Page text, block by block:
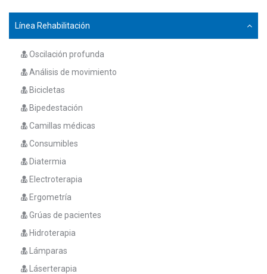
Línea Rehabilitación
Oscilación profunda
Análisis de movimiento
Bicicletas
Bipedestación
Camillas médicas
Consumibles
Diatermia
Electroterapia
Ergometría
Grúas de pacientes
Hidroterapia
Lámparas
Láserterapia